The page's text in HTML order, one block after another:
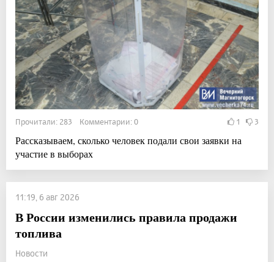
Прочитали: 283 Комментарии: 0 1 3
Рассказываем, сколько человек подали свои заявки на
участие в выборах
11:19, 6 авг 2026
В России изменились правила продажи
топлива
Новости